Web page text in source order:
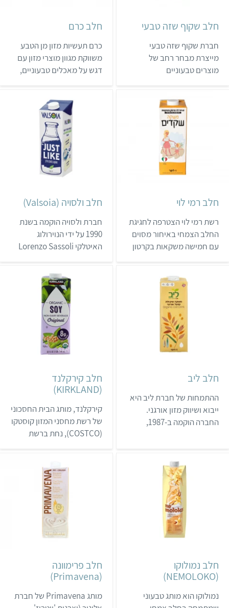
חלב שקוף שזה טבעי
חברת שקוף שזה טבעי
מייצרת מבחר רחב של
מוצרים טבעוניים
ומשקאות קוקוס.
חלב כרם
כרם תעשיות מזון מן הטבע
משווקת מגוון מוצרי מזון עם
דגש על מאכלים טבעוניים,
צמחי, ממרחי תמרים וחרובים
וחמאות אגוזים, ומוצריה
נמכרים בעיקר בחנויות טבע.
בלינק זה אפשר לאתר חנויות
שמוכרות את מוצרי כרם לפי
חלב רמי לוי
רשת רמי לוי הצטרפה לחגיגת
החלב הצמחי באיחור מסוים
עם חמישה משקאות בקרטון
בחנויות הרשת ובאתר
האינטרנט שלה, ומחיריהם
זולים יחסית.
חלב ולסויה (Valsoia)
חברת ולסויה הוקמה בשנת
1990 על ידי הנוירולוג
האיטלקי Lorenzo Sassoli
טבעונית ופועלת בהתאם
לתפיסה האיטלקית המקובלת
שמשלבת בין הנאות החיים,
חדשנות, איכות ויצירתיות.
ולסויה מציעה מגוון מאכלים
רחב ומוצריה נמכרים
במדינות רבות ברחבי העולם.
ביולי 2024 החלו להגיע
של החברה, והם צפויים
להימכר בסופרים רבים.
חלב ליב
ההתמחות של חברת ליב היא
ייבוא ושיווק מזון אורגני.
החברה הוקמה ב-1987,
רשימות מרכיבים קצרות.
לחרה יש עוד מבחר מוצרים
טבעוניים, כמו גבינות וממרח
חלב קירקלנד
(KIRKLAND)
קירקלנד, מותג הבית החסכוני
של רשת מחסני המזון קוסטקו
(COSTCO), נחת ברשת
תוצרת ארצות הברית
במחירים נוחים.
חלב נמולוקו
(NEMOLOKO)
נמולוקו הוא מותג טבעוני
חלב פרימוונה
(Primavena)
מותג Primavena של חברת